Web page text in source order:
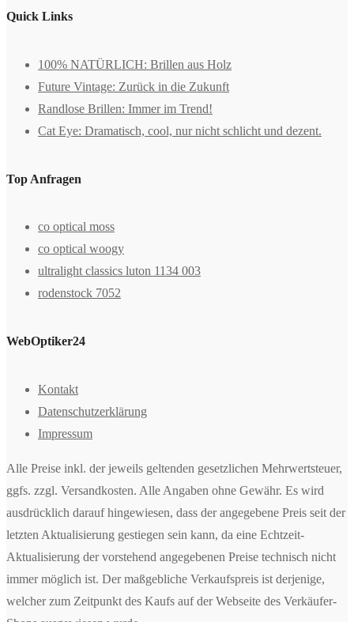
Quick Links
100% NATÜRLICH: Brillen aus Holz
Future Vintage: Zurück in die Zukunft
Randlose Brillen: Immer im Trend!
Cat Eye: Dramatisch, cool, nur nicht schlicht und dezent.
Top Anfragen
co optical moss
co optical woogy
ultralight classics luton 1134 003
rodenstock 7052
WebOptiker24
Kontakt
Datenschutzerklärung
Impressum
Alle Preise inkl. der jeweils geltenden gesetzlichen Mehrwertsteuer,
ggfs. zzgl. Versandkosten. Alle Angaben ohne Gewähr. Es wird
ausdrücklich darauf hingewiesen, dass der angegebene Preis seit der
letzten Aktualisierung gestiegen sein kann, da eine Echtzeit-
Aktualisierung der vorstehend angegebenen Preise technisch nicht
immer möglich ist. Der maßgebliche Verkaufspreis ist derjenige,
welcher zum Zeitpunkt des Kaufs auf der Webseite des Verkäufer-